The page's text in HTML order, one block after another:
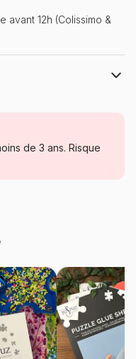
avant 12h (Colissimo &
en France
17465
pièces
de 3 ans. Risque